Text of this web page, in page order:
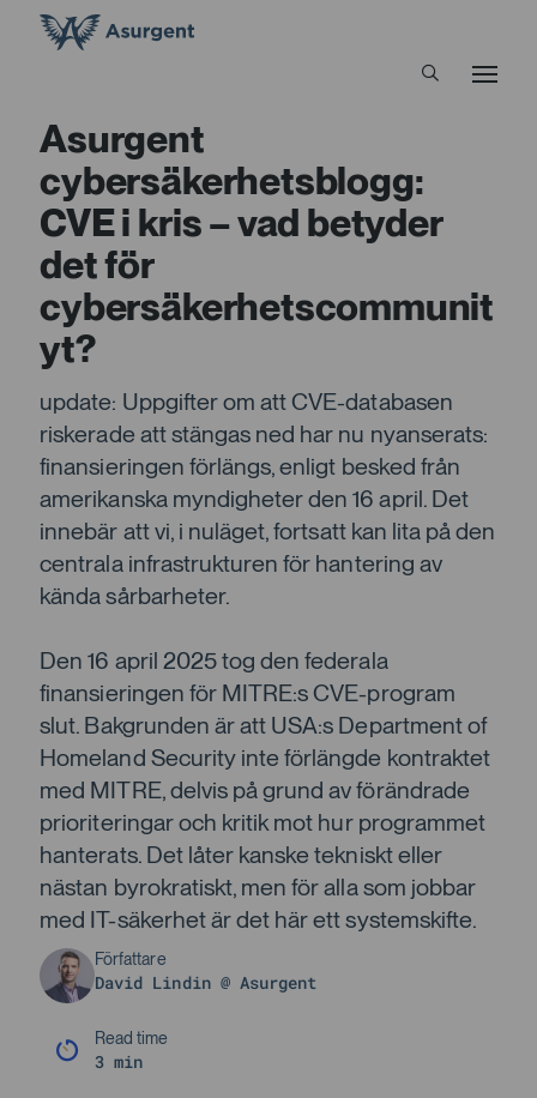
Författare
David Lindin @ Asurgent
Read time
3 min
Asurgent
cybersäkerhetsblogg:
CVE i kris – vad betyder
det för
cybersäkerhetscommunit
yt?
update: Uppgifter om att CVE-databasen
riskerade att stängas ned har nu nyanserats:
finansieringen förlängs, enligt besked från
amerikanska myndigheter den 16 april. Det
innebär att vi, i nuläget, fortsatt kan lita på den
centrala infrastrukturen för hantering av
kända sårbarheter.
Den 16 april 2025 tog den federala
finansieringen för MITRE:s CVE-program
slut. Bakgrunden är att USA:s Department of
Homeland Security inte förlängde kontraktet
med MITRE, delvis på grund av förändrade
prioriteringar och kritik mot hur programmet
hanterats. Det låter kanske tekniskt eller
nästan byrokratiskt, men för alla som jobbar
med IT-säkerhet är det här ett systemskifte.